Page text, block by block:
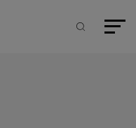
Recherche
Menu